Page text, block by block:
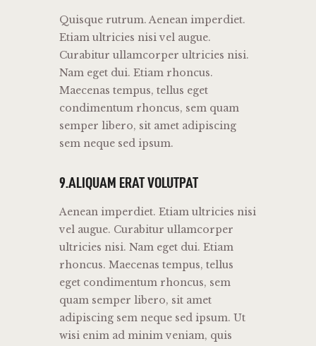
Quisque rutrum. Aenean imperdiet.
Etiam ultricies nisi vel augue.
Curabitur ullamcorper ultricies nisi.
Nam eget dui. Etiam rhoncus.
Maecenas tempus, tellus eget
condimentum rhoncus, sem quam
semper libero, sit amet adipiscing
sem neque sed ipsum.
9.ALIQUAM ERAT VOLUTPAT
Aenean imperdiet. Etiam ultricies nisi
vel augue. Curabitur ullamcorper
ultricies nisi. Nam eget dui. Etiam
rhoncus. Maecenas tempus, tellus
eget condimentum rhoncus, sem
quam semper libero, sit amet
adipiscing sem neque sed ipsum. Ut
wisi enim ad minim veniam, quis